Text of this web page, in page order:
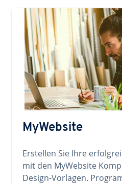
MyWebsite
Erstellen Sie Ihre
mit den MyWebsite
Design-Vorlagen.